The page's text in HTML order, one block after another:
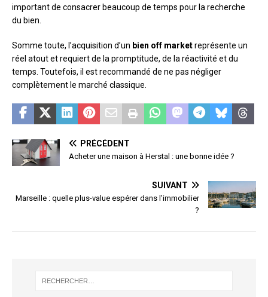
important de consacrer beaucoup de temps pour la recherche
du bien.
Somme toute, l’acquisition d’un bien off marketreprésente un
réel atout et requiert de la promptitude, de la réactivité et du
temps. Toutefois, il est recommandé de ne pas négliger
complètement le marché classique.
PRÉCÉDENT
Acheter une maison à Herstal : une bonne idée ?
SUIVANT
Marseille : quelle plus-value espérer dans l’immobilier
?